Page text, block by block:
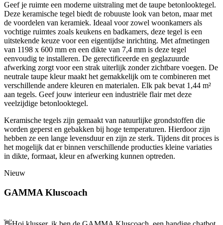
Geef je ruimte een moderne uitstraling met de taupe betonlooktegel.
Deze keramische tegel biedt de robuuste look van beton, maar met
de voordelen van keramiek. Ideaal voor zowel woonkamers als
vochtige ruimtes zoals keukens en badkamers, deze tegel is een
uitstekende keuze voor een eigentijdse inrichting. Met afmetingen
van 1198 x 600 mm en een dikte van 7,4 mm is deze tegel
eenvoudig te installeren. De gerectificeerde en geglazuurde
afwerking zorgt voor een strak uiterlijk zonder zichtbare voegen. De
neutrale taupe kleur maakt het gemakkelijk om te combineren met
verschillende andere kleuren en materialen. Elk pak bevat 1,44 m²
aan tegels. Geef jouw interieur een industriële flair met deze
veelzijdige betonlooktegel.
Keramische tegels zijn gemaakt van natuurlijke grondstoffen die
worden geperst en gebakken bij hoge temperaturen. Hierdoor zijn
hebben ze een lange levensduur en zijn ze sterk. Tijdens dit proces is
het mogelijk dat er binnen verschillende producties kleine variaties
in dikte, formaat, kleur en afwerking kunnen optreden.
Nieuw
GAMMA Kluscoach